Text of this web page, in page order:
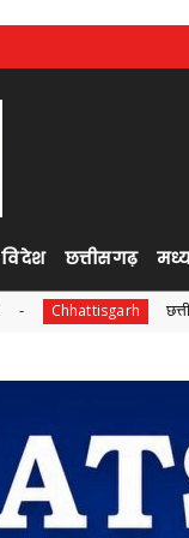
विदेश छत्तीसगढ़
छत्तीसगढ़ आबकारी विभाग